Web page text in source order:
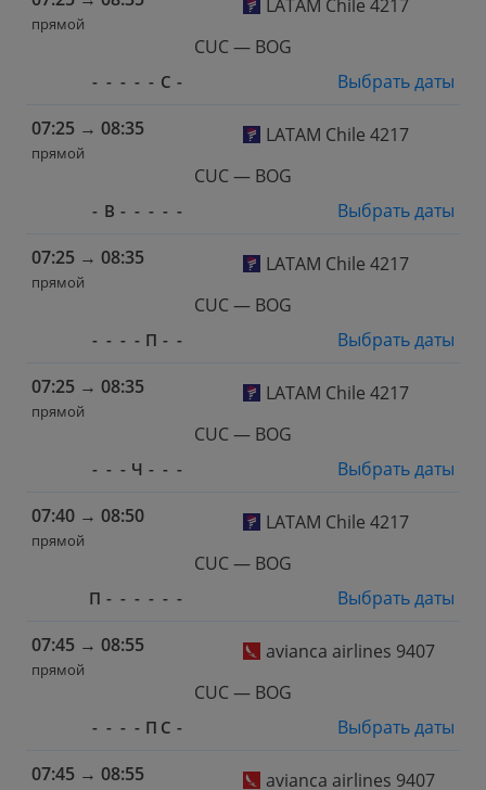
прямой
LATAM Chile 4217
CUC — BOG
- - - - - С -
Выбрать даты
07:25 → 08:35
прямой
LATAM Chile 4217
CUC — BOG
- В - - - - -
Выбрать даты
07:25 → 08:35
прямой
LATAM Chile 4217
CUC — BOG
- - - - П - -
Выбрать даты
07:25 → 08:35
прямой
LATAM Chile 4217
CUC — BOG
- - - Ч - - -
Выбрать даты
07:40 → 08:50
прямой
LATAM Chile 4217
CUC — BOG
П - - - - - -
Выбрать даты
07:45 → 08:55
прямой
avianca airlines 9407
CUC — BOG
- - - - П С -
Выбрать даты
07:45 → 08:55 avianca airlines 9407